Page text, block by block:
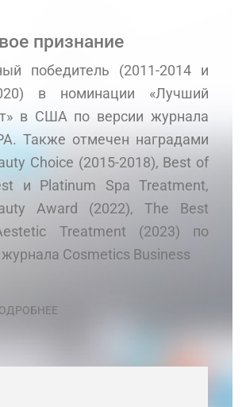
признание
победитель (2011-2014 и
в номинации «Лучший
в США по версии журнала
Также отмечен наградами
Choice (2015-2018), Best of
и Platinum Spa Treatment,
Award (2022), The Best
Treatment (2023) по
Cosmetics Business